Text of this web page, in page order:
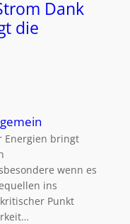
Dank
die
Energien bringt
wenn es
ins
Punkt